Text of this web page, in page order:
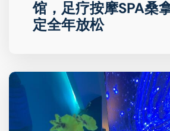
馆，足疗按摩SPA桑
定全年放松